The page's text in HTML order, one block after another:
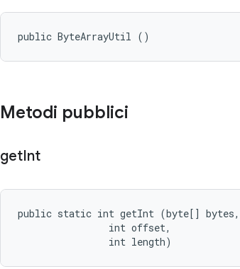
public ByteArrayUtil ()
Metodi pubblici
getInt
public static int getInt (byte[] bytes,
                int offset,
                int length)